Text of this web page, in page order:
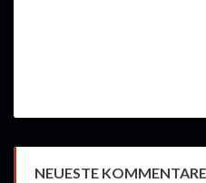
NEUESTE KOMMENTARE